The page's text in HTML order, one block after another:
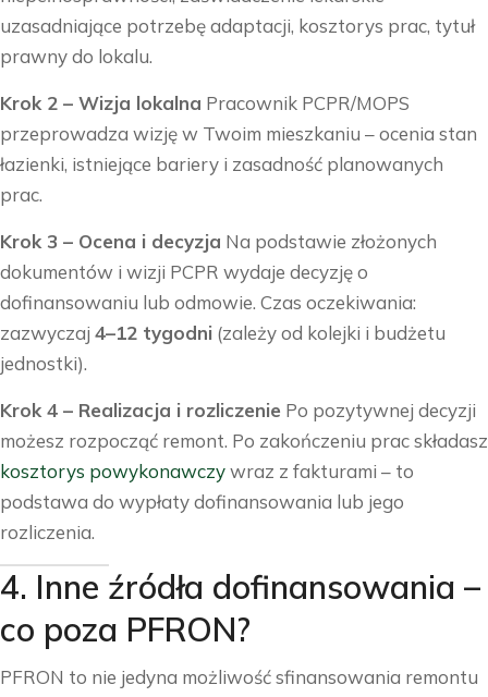
uzasadniające potrzebę adaptacji, kosztorys prac, tytuł
prawny do lokalu.
Krok 2 – Wizja lokalna Pracownik PCPR/MOPS
przeprowadza wizję w Twoim mieszkaniu – ocenia stan
łazienki, istniejące bariery i zasadność planowanych
prac.
Krok 3 – Ocena i decyzja Na podstawie złożonych
dokumentów i wizji PCPR wydaje decyzję o
dofinansowaniu lub odmowie. Czas oczekiwania:
zazwyczaj 4–12 tygodni (zależy od kolejki i budżetu
jednostki).
Krok 4 – Realizacja i rozliczenie Po pozytywnej decyzji
możesz rozpocząć remont. Po zakończeniu prac składasz
kosztorys powykonawczywraz z fakturami – to
podstawa do wypłaty dofinansowania lub jego
rozliczenia.
4. Inne źródła dofinansowania –
co poza PFRON?
PFRON to nie jedyna możliwość sfinansowania remontu